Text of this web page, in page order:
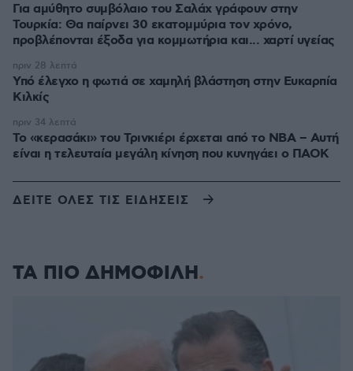
Για αμύθητο συμβόλαιο του Σαλάχ γράφουν στην
Τουρκία: Θα παίρνει 30 εκατομμύρια τον χρόνο,
προβλέπονται έξοδα για κομμωτήρια και... χαρτί υγείας
Υπό έλεγχο η φωτιά σε χαμηλή βλάστηση στην Ευκαρπία
Κιλκίς
πριν 28 λεπτά
Το «κερασάκι» του Τρινκιέρι έρχεται από το NBA – Αυτή
είναι η τελευταία μεγάλη κίνηση που κυνηγάει ο ΠΑΟΚ
πριν 34 λεπτά
ΔΕΙΤΕ ΟΛΕΣ ΤΙΣ ΕΙΔΗΣΕΙΣ
ΤΑ ΠΙΟ ΔΗΜΟΦΙΛΗ